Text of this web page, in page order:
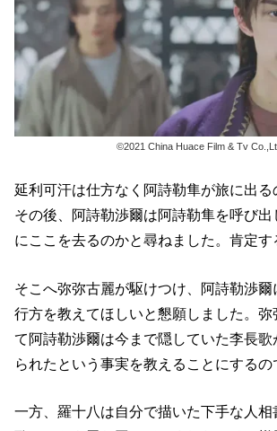
©2021 China Huace Film & Tv
延利可汗は仕方なく阿詩勒隼が旅に出る
その後、阿詩勒渉爾は阿詩勒隼を呼び
にここを去るのかと尋ねました。肯定す
そこへ弥弥古麗が駆けつけ、阿詩勒渉
行方を教えてほしいと懇願しました。弥
て阿詩勒渉爾は今まで隠していた李長歌
られたという事実を教えることにするの
一方、羅十八は自分で描いた下手な人